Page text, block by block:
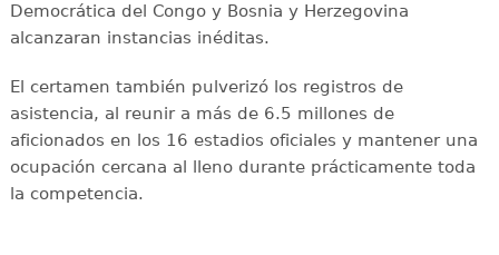
Democrática del Congo y Bosnia y Herzegovina
alcanzaran instancias inéditas.
El certamen también pulverizó los registros de
asistencia, al reunir a más de 6.5 millones de
aficionados en los 16 estadios oficiales y mantener una
ocupación cercana al lleno durante prácticamente toda
la competencia.